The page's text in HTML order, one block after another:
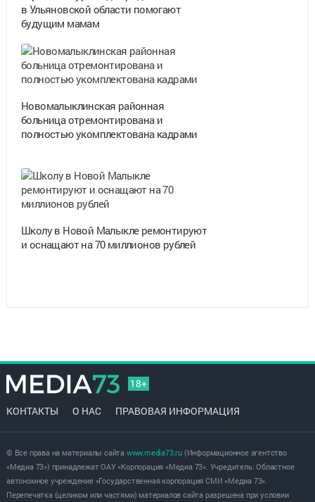
в Ульяновской области помогают
будущим мамам
Новомалыклинская районная
больница отремонтирована и
полностью укомплектована кадрами
Школу в Новой Малыкле ремонтируют
и оснащают на 70 миллионов рублей
18+
КОНТАКТЫ О НАС ПРАВОВАЯ ИНФОРМАЦИЯ
© Все права на материалы сайта www.media73.ru(Информационное агентство
«Медиа 73») принадлежат ОАУ «Корпорация «Медиа 73». Учредитель: Областное
автономное учреждение «Государственная корпорация СМИ «Медиа 73».
Перепечатка (целиком или частями) материалов сайта разрешена при условии